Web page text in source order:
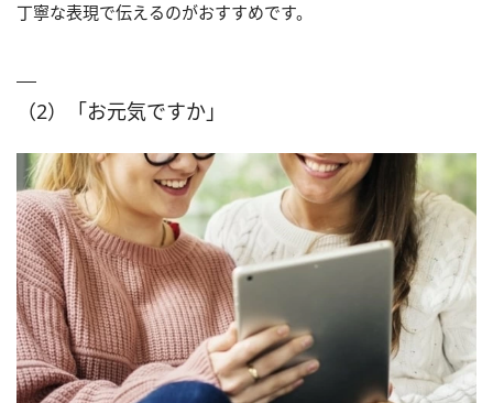
丁寧な表現で伝えるのがおすすめです。
（2）「お元気ですか」